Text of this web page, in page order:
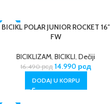
-9%
BICIKL POLAR JUNIOR ROCKET 16″
FW
BICIKLIZAM, BICIKLI, Dečiji
16.490рсд 14.990 рсд
DODAJ U KORPU